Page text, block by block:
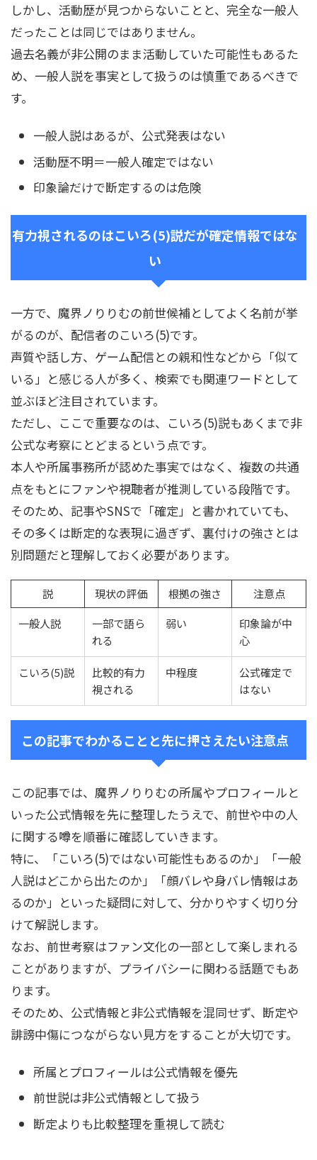
しかし、活動歴が見つからないことと、完全な一般人
だったことは同じではありません。
過去名義が非公開のまま活動していた可能性もあるた
め、一般人説を事実として扱うのは慎重であるべきで
す。
一般人説はあるが、公式発表はない
活動歴不明＝一般人確定ではない
印象論だけで断定するのは危険
有力視されるのはこいろ(5)説だが確定情報ではな
い
一方で、魔界ノりりむの前世候補としてよく名前が挙
がるのが、配信者のこいろ(5)です。
声質や話し方、ゲーム配信との親和性などから「似て
いる」と感じる人が多く、検索でも関連ワードとして
並ぶほど注目されています。
ただし、ここで重要なのは、こいろ(5)説もあくまで非
公式な考察にとどまるという点です。
本人や所属事務所が認めた事実ではなく、複数の共通
点をもとにファンや視聴者が推測している段階です。
そのため、記事やSNSで「確定」と書かれていても、
その多くは断定的な表現に過ぎず、裏付けの強さとは
別問題だと理解しておく必要があります。
説 現状の評価 根拠の強さ
注意点
一般人説
一部で語ら
れる
弱い
印象論が中
心
こいろ(5)説
比較的有力
視される
中程度
公式確定で
はない
この記事でわかることと先に押さえたい注意点
この記事では、魔界ノりりむの所属やプロフィールと
いった公式情報を先に整理したうえで、前世や中の人
に関する噂を順番に確認していきます。
特に、「こいろ(5)ではない可能性もあるのか」「一般
人説はどこから出たのか」「顔バレや身バレ情報はあ
るのか」といった疑問に対して、分かりやすく切り分
けて解説します。
なお、前世考察はファン文化の一部として楽しまれる
ことがありますが、プライバシーに関わる話題でもあ
ります。
そのため、公式情報と非公式情報を混同せず、断定や
誹謗中傷につながらない見方をすることが大切です。
所属とプロフィールは公式情報を優先
前世説は非公式情報として扱う
断定よりも比較整理を重視して読む